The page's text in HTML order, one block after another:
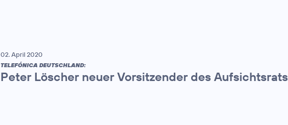
02. April 2020
TELEFÓNICA DEUTSCHLAND:
Peter Löscher neuer Vorsitzender des Aufsichtsrats